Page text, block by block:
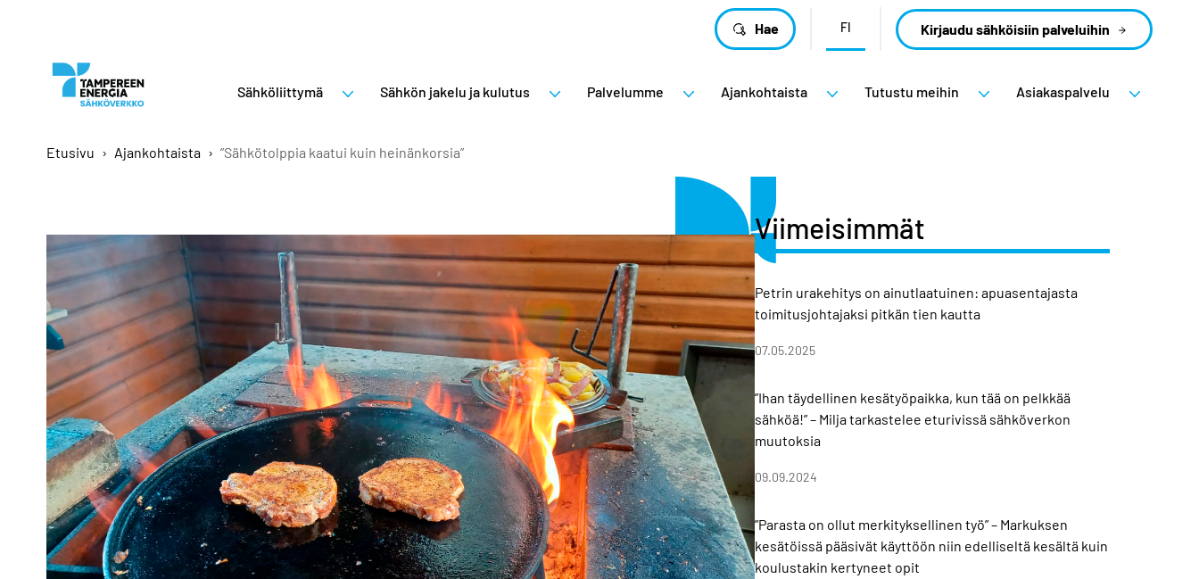
Hae FI Kirjaudu sähköisiin palveluihin
Sähköliittymä Sähkön jakelu ja kulutus Palvelumme Ajankohtaista Tutustu meihin Asiakaspalvelu
Etusivu › Ajankohtaista › ”Sähkötolppia kaatui kuin heinänkorsia”
Viimeisimmät
Petrin urakehitys on ainutlaatuinen: apuasentajasta
toimitusjohtajaksi pitkän tien kautta
07.05.2025
”Ihan täydellinen kesätyöpaikka, kun tää on pelkkää
sähköä!” – Milja tarkastelee eturivissä sähköverkon
muutoksia
09.09.2024
”Parasta on ollut merkityksellinen työ” – Markuksen
kesätöissä pääsivät käyttöön niin edelliseltä kesältä kuin
koulustakin kertyneet opit